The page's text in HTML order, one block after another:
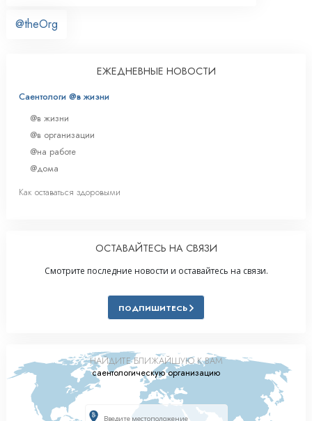
@theOrg
ЕЖЕДНЕВНЫЕ НОВОСТИ
Саентологи @в жизни
@в жизни
@в организации
@на работе
@дома
Как оставаться здоровыми
ОСТАВАЙТЕСЬ НА СВЯЗИ
Смотрите последние новости и оставайтесь на связи.
ПОДПИШИТЕСЬ
НАЙДИТЕ БЛИЖАЙШУЮ К ВАМ
саентологическую организацию